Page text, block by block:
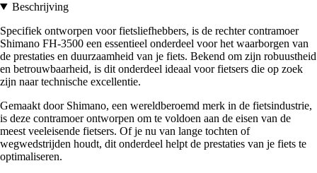
Beschrijving
Specifiek ontworpen voor fietsliefhebbers, is de rechter contramoer
Shimano FH-3500 een essentieel onderdeel voor het waarborgen van
de prestaties en duurzaamheid van je fiets. Bekend om zijn robuustheid
en betrouwbaarheid, is dit onderdeel ideaal voor fietsers die op zoek
zijn naar technische excellentie.
Gemaakt door Shimano, een wereldberoemd merk in de fietsindustrie,
is deze contramoer ontworpen om te voldoen aan de eisen van de
meest veeleisende fietsers. Of je nu van lange tochten of
wegwedstrijden houdt, dit onderdeel helpt de prestaties van je fiets te
optimaliseren.